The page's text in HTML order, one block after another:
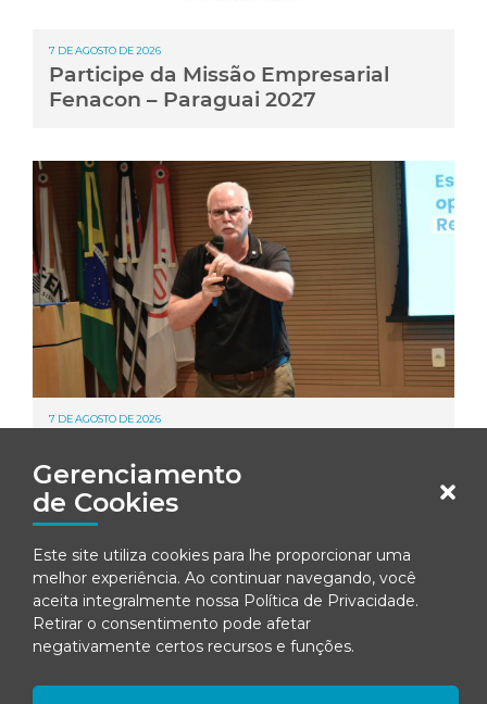
Gerenciamento
de Cookies
Este site utiliza cookies para lhe proporcionar uma
melhor experiência. Ao continuar navegando, você
aceita integralmente nossa Política de Privacidade.
Retirar o consentimento pode afetar
negativamente certos recursos e funções.
7 DE AGOSTO DE 2026
Participe da Missão Empresarial
Fenacon – Paraguai 2027
7 DE AGOSTO DE 2026
aponta especialista da Omie no
encerramento do III Congresso
FENACON